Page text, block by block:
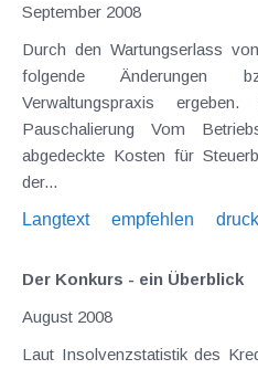
September 2008
Durch den Wartungserlass vom 16.6.2008 haben sich
folgende Änderungen
Verwaltungspraxis ergeben. Steuerberatungskosten bei
Pauschalierung Vom Betriebsausgabenpauschale bereits
abgedeckte Kosten für
der...
Langtext
empfehlen
Der Konkurs - ein Überblick
August 2008
Laut Insolvenzstatistik des